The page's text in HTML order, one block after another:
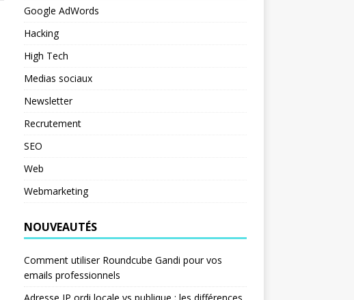
Google AdWords
Hacking
High Tech
Medias sociaux
Newsletter
Recrutement
SEO
Web
Webmarketing
NOUVEAUTÉS
Comment utiliser Roundcube Gandi pour vos
emails professionnels